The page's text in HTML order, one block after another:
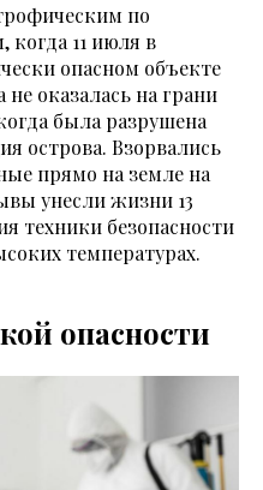
по
когда 11 июля в
опасном объекте
оказалась на грани
была разрушена
острова. Взорвались
прямо на земле на
унесли жизни 13
техники безопасности
температурах.
опасности